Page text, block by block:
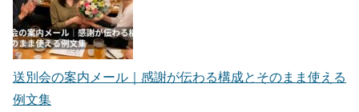
送別会の案内メール｜感謝が伝わる構成とそのまま使える
例文集